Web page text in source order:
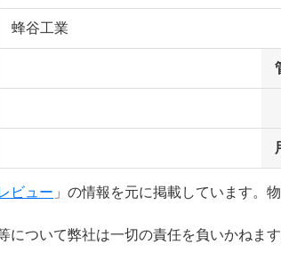
蜂谷工業
ビュー 」の情報を元に掲載しています。
について弊社は一切の責任を負いかねま